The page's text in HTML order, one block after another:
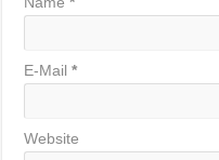
E-Mail*
Website